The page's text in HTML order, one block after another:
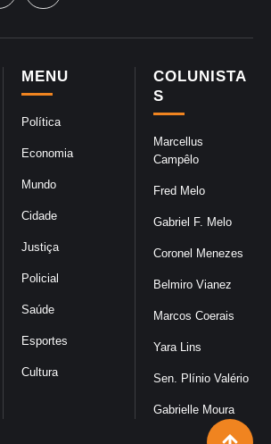
COLUNISTA
S
Marcellus
Campêlo
Fred Melo
Gabriel F. Melo
Coronel Menezes
Belmiro Vianez
Marcos Coerais
Yara Lins
Sen. Plínio Valério
Gabrielle Moura
MENU
Política
Economia
Mundo
Cidade
Justiça
Policial
Saúde
Esportes
Cultura